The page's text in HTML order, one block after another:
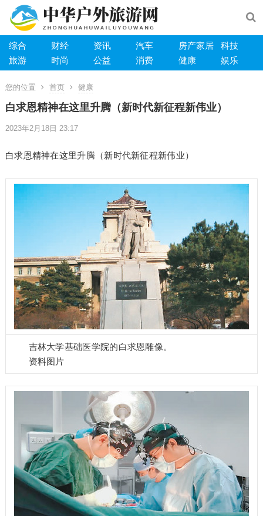
综合 财经 资讯 汽车 房产家居
科技
旅游
时尚 公益 消费 健康 娱乐
您的位置 首页 健康
白求恩精神在这里升腾（新时代新征程新伟业）
2023年2月18日 23:17
白求恩精神在这里升腾（新时代新征程新伟业）
吉林大学基础医学院的白求恩雕像。
资料图片